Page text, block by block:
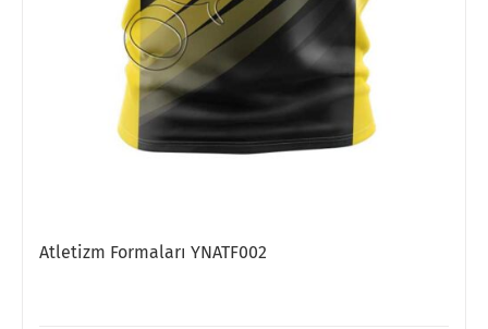
Atletizm Formaları YNATF002